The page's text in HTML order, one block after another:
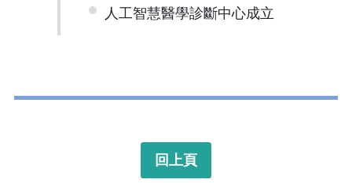
人工智慧醫學診斷中心成立
回上頁